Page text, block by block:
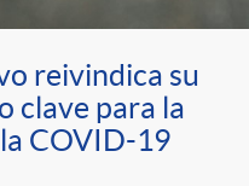
reivindica su
clave para la
COVID-19